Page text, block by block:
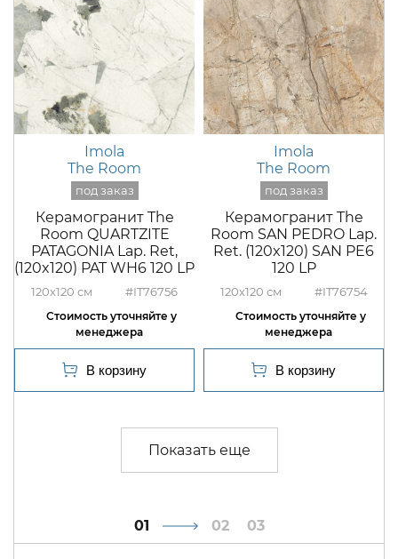
Imola
The Room
Керамогранит The
Room QUARTZITE
PATAGONIA Lap. Ret,
(120x120) PAT WH6 120 LP
120x120 #IT76756
Imola
The Room
Керамогранит The
Room SAN PEDRO Lap.
Ret. (120x120) SAN PE6
120 LP
120x120 #IT76754
1 2 3